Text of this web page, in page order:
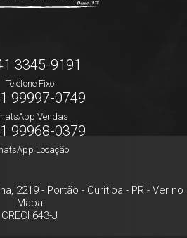
3345-9191
Telefone Fixo
99997-0749
Vendas
99968-0379
Locação
2219- Portão - Curitiba - PR- Ver no
Mapa
CRECI 643-J